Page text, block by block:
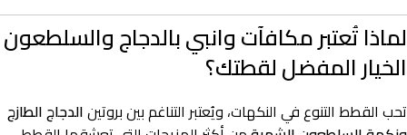
لماذا تُعتبر مكافآت وانبي بالدجاج والسلطعون
الخيار المفضل لقطتك؟
تحب القطط التنوع في النكهات، ويُعتبر التناغم بين بروتينالدجاج الطازج